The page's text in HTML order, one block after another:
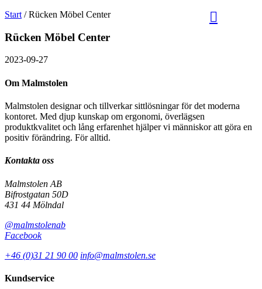
Sök
Malmstolen.se
Välj
Start /Rücken Möbel Center
Rücken Möbel Center
2023-09-27
Om Malmstolen
Malmstolen designar och tillverkar sittlösningar för det moderna
kontoret. Med djup kunskap om ergonomi, överlägsen
produktkvalitet och lång erfarenhet hjälper vi människor att göra en
positiv förändring. För alltid.
Kontakta oss
Malmstolen AB
Bifrostgatan 50D
431 44 Mölndal
@malmstolenab
Facebook
+46 (0)31 21 90 00 info@malmstolen.se
Kundservice